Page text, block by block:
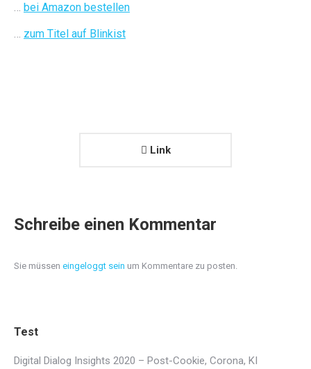
… bei Amazon bestellen
… zum Titel auf Blinkist
Link
Schreibe einen Kommentar
Sie müssen eingeloggt sein um Kommentare zu posten.
Test
Digital Dialog Insights 2020 – Post-Cookie, Corona, KI